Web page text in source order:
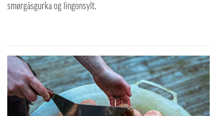
smørgåsgurka og lingonsylt.